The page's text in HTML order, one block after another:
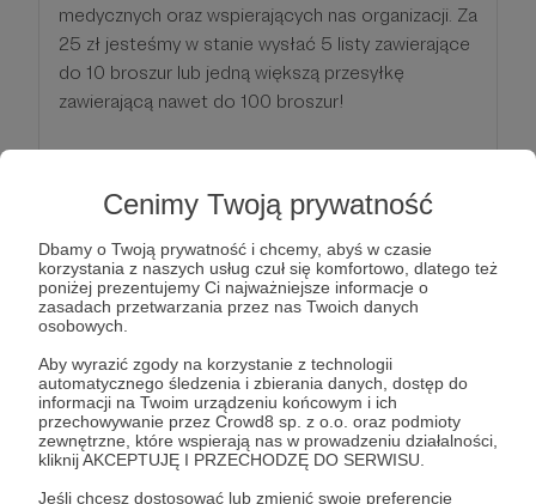
Cenimy Twoją prywatność
Dbamy o Twoją prywatność i chcemy, abyś w czasie
korzystania z naszych usług czuł się komfortowo, dlatego też
poniżej prezentujemy Ci najważniejsze informacje o
zasadach przetwarzania przez nas Twoich danych
osobowych.
Aby wyrazić zgody na korzystanie z technologii
automatycznego śledzenia i zbierania danych, dostęp do
informacji na Twoim urządzeniu końcowym i ich
przechowywanie przez Crowd8 sp. z o.o. oraz podmioty
zewnętrzne, które wspierają nas w prowadzeniu działalności,
kliknij AKCEPTUJĘ I PRZECHODZĘ DO SERWISU.
Jeśli chcesz dostosować lub zmienić swoje preferencje
medycznych oraz wspierających nas organizacji. Za
25 zł jesteśmy w stanie wysłać 5 listy zawierające
do 10 broszur lub jedną większą przesyłkę
zawierającą nawet do 100 broszur!
naszego pionierskiego projektu, który wspiera
ponad 4000 osób z zespołem MRKH w całej
Polsce oraz dostęp do dodatkowych materiałów
dotyczących Bezpestkowych (specjalnie
przygotowane przez nas materiały - w tym teksty
oraz video)
Patroni: 0